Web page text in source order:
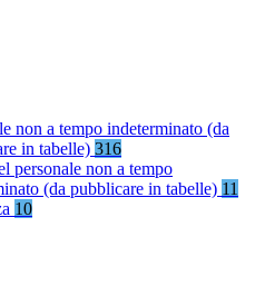
non a tempo indeterminato (da
in tabelle) 316
personale non a tempo
(da pubblicare in tabelle) 11
10